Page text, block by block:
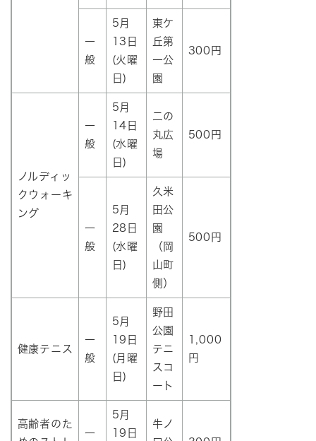
一
般
5月
13日
(火曜
日)
東ケ
丘第
一公
園
300円​
ノルディッ
クウォーキ
ング
一
般
5月
14日
(水曜
日)
二の
丸広
場
500円
一
般
5月
28日
(水曜
日)
久米
田公
園
（岡
山町
側）
500円
健康テニス
一
般
5月
19日
(月曜
日)
野田
公園
テニ
スコ
ート
1,000
円
高齢者のた
一
5月
19日
牛ノ